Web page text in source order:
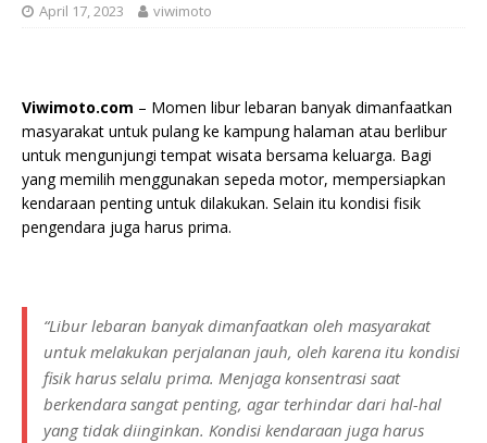
April 17, 2023 viwimoto
Viwimoto.com – Momen libur lebaran banyak dimanfaatkan
masyarakat untuk pulang ke kampung halaman atau berlibur
untuk mengunjungi tempat wisata bersama keluarga. Bagi
yang memilih menggunakan sepeda motor, mempersiapkan
kendaraan penting untuk dilakukan. Selain itu kondisi fisik
pengendara juga harus prima.
“Libur lebaran banyak dimanfaatkan oleh masyarakat
untuk melakukan perjalanan jauh, oleh karena itu kondisi
fisik harus selalu prima. Menjaga konsentrasi saat
berkendara sangat penting, agar terhindar dari hal-hal
yang tidak diinginkan. Kondisi kendaraan juga harus